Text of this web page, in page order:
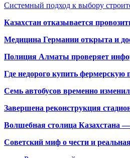
Системный подход к выбору
Казахстан отказывается
Медицина Германии открыта и
Полиция Алматы проверяет
Где недорого купить
Семь автобусов временно
Завершена реконструкция
Волшебная столица Казахстана —
Советский миф о чести и